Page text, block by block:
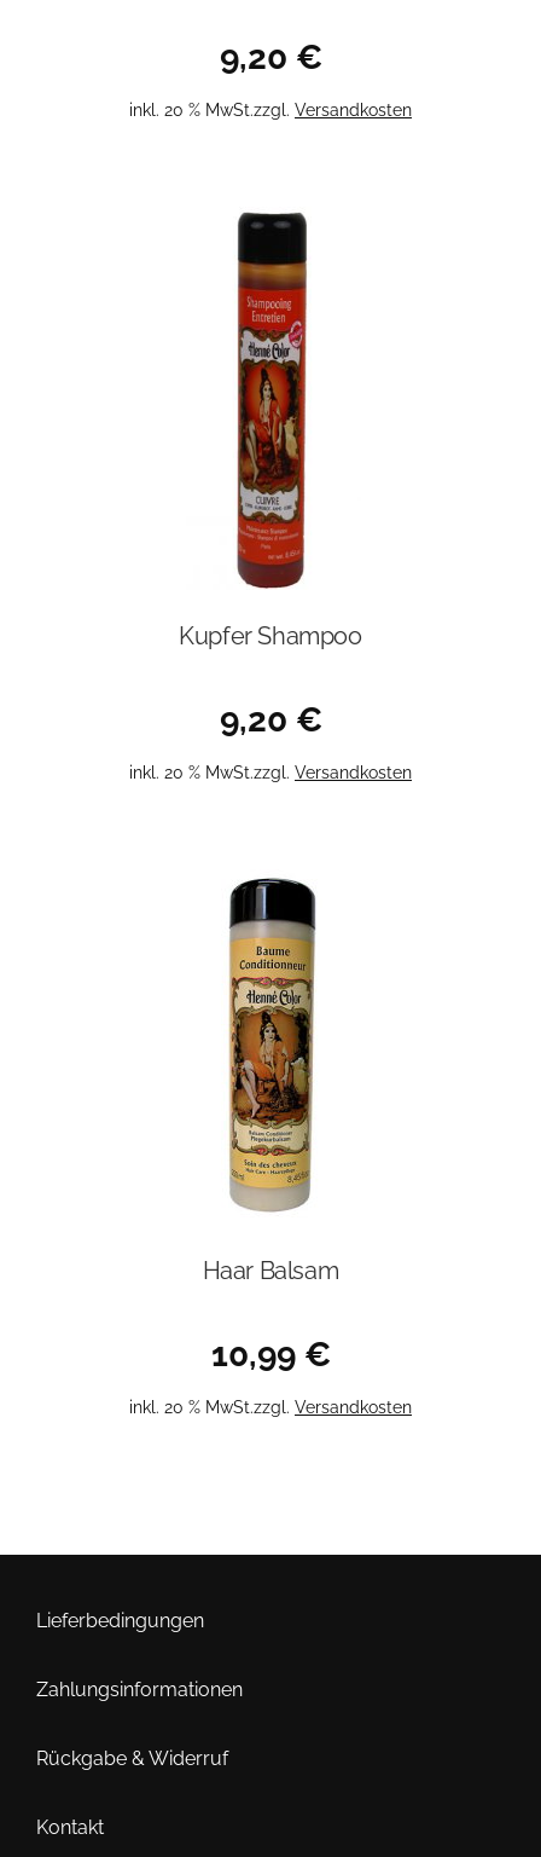
9,20 €
inkl. 20 % MwSt.zzgl. Versandkosten
Kupfer Shampoo
9,20 €
inkl. 20 % MwSt.zzgl. Versandkosten
Haar Balsam
10,99 €
inkl. 20 % MwSt.zzgl. Versandkosten
Lieferbedingungen
Zahlungsinformationen
Rückgabe & Widerruf
Kontakt